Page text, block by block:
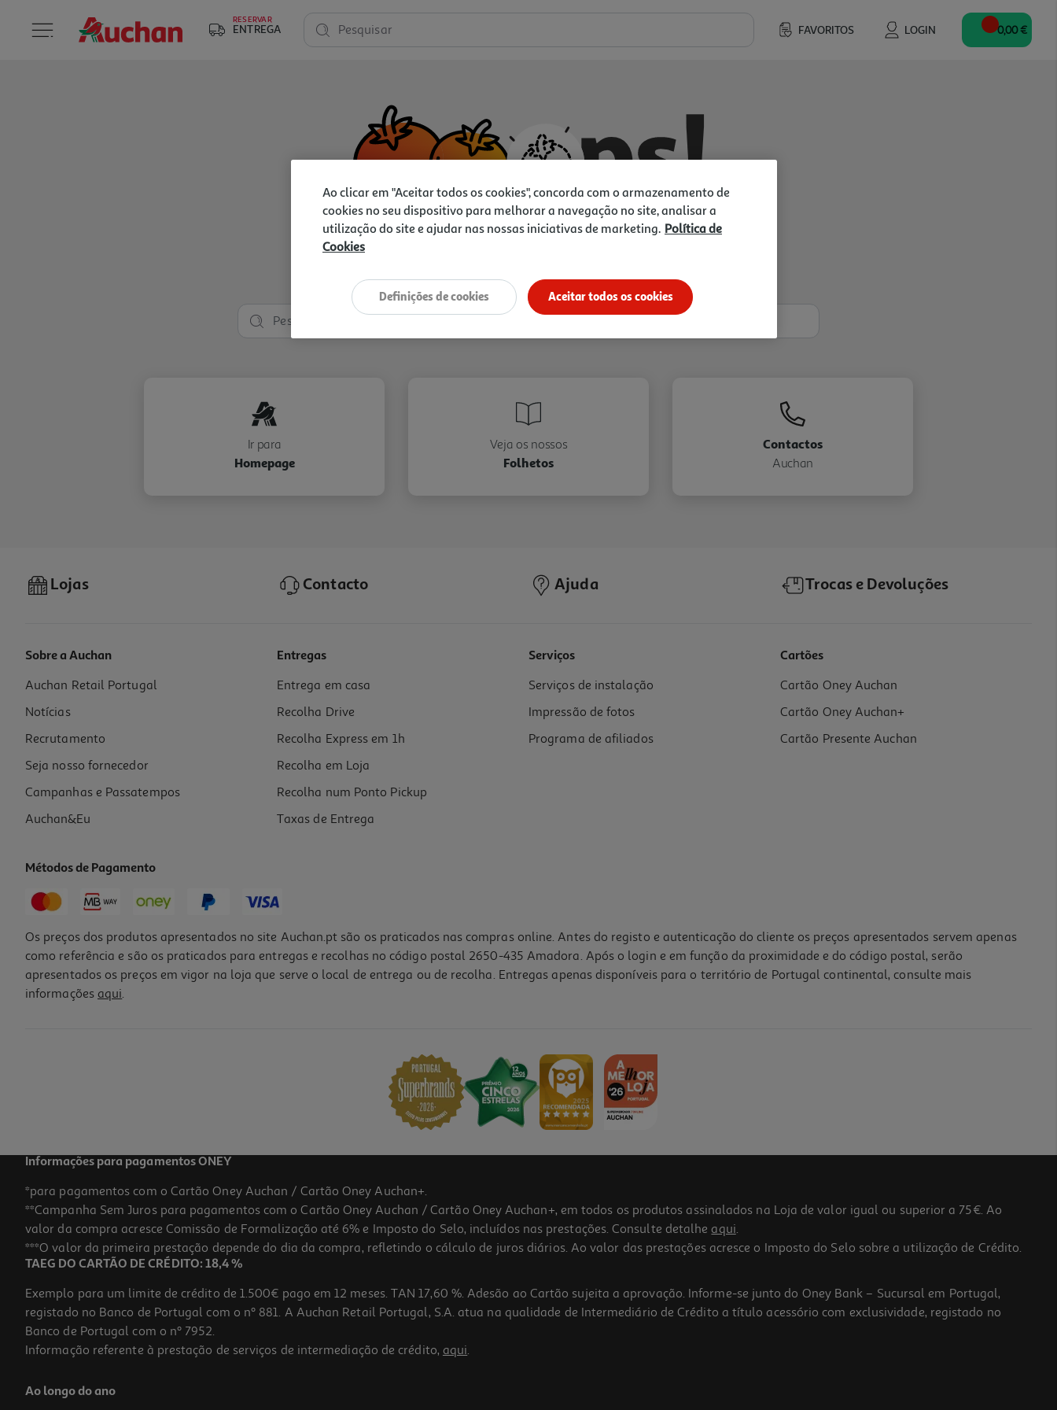
RESERVAR
ENTREGA FAVORITOS LOGIN
Pesquisar 0,00 €
Vamos tentar de novo?
Ir para
Homepage
Veja os nossos
Folhetos
Contactos
Auchan
Lojas Contacto Ajuda Trocas e Devoluções
Sobre a Auchan
Auchan Retail Portugal
Notícias
Recrutamento
Seja nosso fornecedor
Campanhas e Passatempos
Auchan&Eu
Entregas
Entrega em casa
Recolha Drive
Recolha Express em 1h
Recolha em Loja
Recolha num Ponto Pickup
Taxas de Entrega
Serviços
Serviços de instalação
Impressão de fotos
Programa de afiliados
Cartões
Cartão Oney Auchan
Cartão Oney Auchan+
Cartão Presente Auchan
Métodos de Pagamento
Os preços dos produtos apresentados no site Auchan.pt são os praticados nas compras online. Antes do registo e autenticação do cliente os preços apresentados servem apenas
como referência e são os praticados para entregas e recolhas no código postal 2650-435 Amadora. Após o login e em função da proximidade e do código postal, serão
apresentados os preços em vigor na loja que serve o local de entrega ou de recolha. Entregas apenas disponíveis para o território de Portugal continental, consulte mais
informações aqui.
Informações para pagamentos ONEY
*para pagamentos com o Cartão Oney Auchan / Cartão Oney Auchan+.
**Campanha Sem Juros para pagamentos com o Cartão Oney Auchan / Cartão Oney Auchan+, em todos os produtos assinalados na Loja de valor igual ou superior a 75€. Ao
valor da compra acresce Comissão de Formalização até 6% e Imposto do Selo, incluídos nas prestações. Consulte detalhe aqui.
***O valor da primeira prestação depende do dia da compra, refletindo o cálculo de juros diários. Ao valor das prestações acresce o Imposto do Selo sobre a utilização de Crédito.
TAEG DO CARTÃO DE CRÉDITO: 18,4 %
Exemplo para um limite de crédito de 1.500€ pago em 12 meses. TAN 17,60 %. Adesão ao Cartão sujeita a aprovação. Informe-se junto do Oney Bank – Sucursal em Portugal,
registado no Banco de Portugal com o nº 881. A Auchan Retail Portugal, S.A. atua na qualidade de Intermediário de Crédito a título acessório com exclusividade, registado no
Banco de Portugal com o nº 7952.
Informação referente à prestação de serviços de intermediação de crédito, aqui.
Ao longo do ano
Ao clicar em "Aceitar todos os cookies", concorda com o armazenamento de
cookies no seu dispositivo para melhorar a navegação no site, analisar a
utilização do site e ajudar nas nossas iniciativas de marketing. Política de
Cookies
Aceitar todos os cookies
Definições de cookies